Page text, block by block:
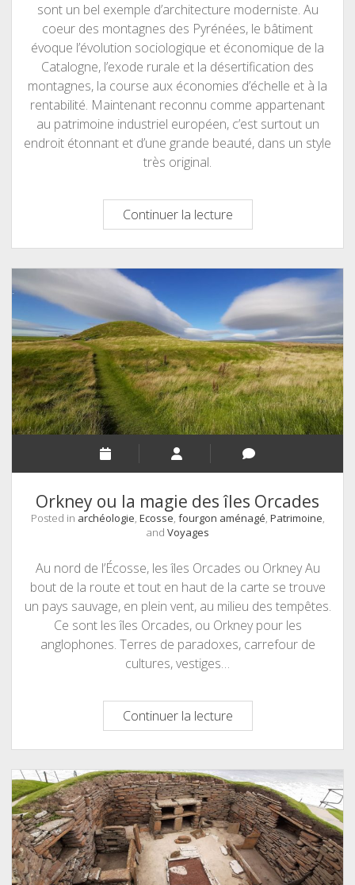
sont un bel exemple d’architecture moderniste. Au
coeur des montagnes des Pyrénées, le bâtiment
évoque l’évolution sociologique et économique de la
Catalogne, l’exode rurale et la désertification des
montagnes, la course aux économies d’échelle et à la
rentabilité. Maintenant reconnu comme appartenant
au patrimoine industriel européen, c’est surtout un
endroit étonnant et d’une grande beauté, dans un style
très original.
Continuer la lectureL’usine
Asland
en
Catalogne,
une
ruine
moderniste
Orkney ou la magie des îles Orcades
Posted in archéologie, Ecosse, fourgon aménagé, Patrimoine,
and Voyages
Au nord de l’Écosse, les îles Orcades ou Orkney Au
bout de la route et tout en haut de la carte se trouve
un pays sauvage, en plein vent, au milieu des tempêtes.
Ce sont les îles Orcades, ou Orkney pour les
anglophones. Terres de paradoxes, carrefour de
cultures, vestiges…
Continuer la lectureOrkney
ou
la
magie
des
îles
Orcades